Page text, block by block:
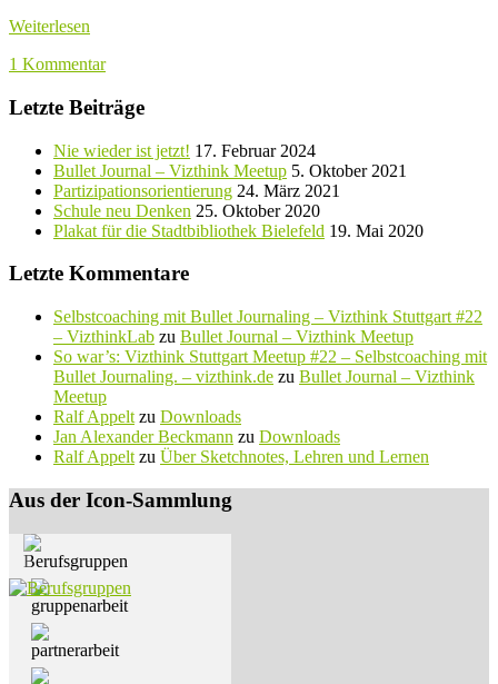
Weiterlesen
1 Kommentar
Letzte Beiträge
Nie wieder ist jetzt! 17. Februar 2024
Bullet Journal – Vizthink Meetup 5. Oktober 2021
Partizipationsorientierung 24. März 2021
Schule neu Denken 25. Oktober 2020
Plakat für die Stadtbibliothek Bielefeld 19. Mai 2020
Letzte Kommentare
Selbstcoaching mit Bullet Journaling – Vizthink Stuttgart #22
– VizthinkLab zu Bullet Journal – Vizthink Meetup
So war’s: Vizthink Stuttgart Meetup #22 – Selbstcoaching mit
Bullet Journaling. – vizthink.de zu Bullet Journal – Vizthink
Meetup
Ralf Appelt zu Downloads
Jan Alexander Beckmann zu Downloads
Ralf Appelt zu Über Sketchnotes, Lehren und Lernen
Aus der Icon-Sammlung